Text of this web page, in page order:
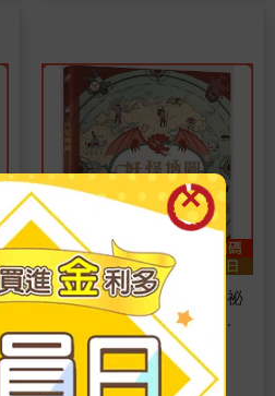
妖怪地圖：世界各地的神祕
生物----雪怪、狗靈、年
獸、鳥身女妖等等(紀念珍
藏版)
珊卓拉．勞倫斯著
大家出版
2019/05/29 出版